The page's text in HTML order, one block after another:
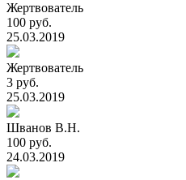
Жертвователь
100 руб.
25.03.2019
Жертвователь
3 руб.
25.03.2019
Шванов В.Н.
100 руб.
24.03.2019